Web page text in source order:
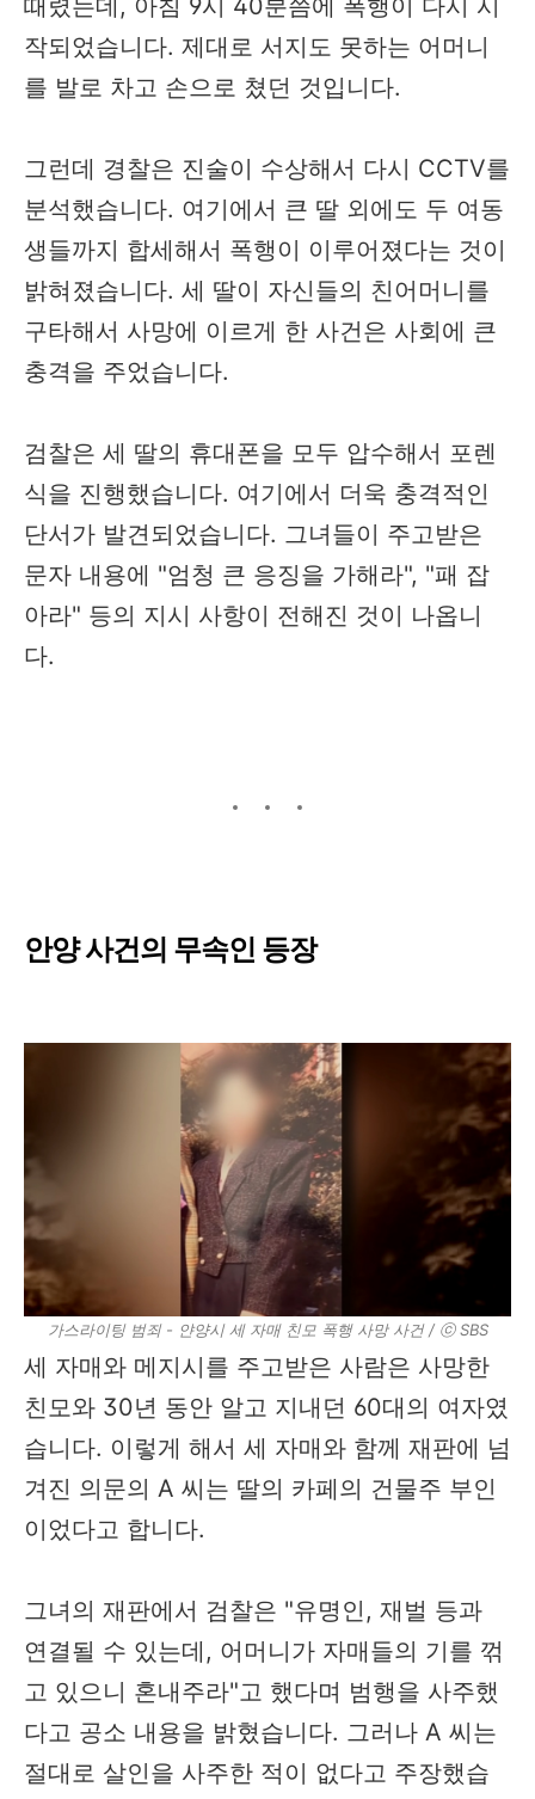
때렸는데, 아침 9시 40분쯤에 폭행이 다시 시
작되었습니다. 제대로 서지도 못하는 어머니
를 발로 차고 손으로 쳤던 것입니다.
그런데 경찰은 진술이 수상해서 다시 CCTV를
분석했습니다. 여기에서 큰 딸 외에도 두 여동
생들까지 합세해서 폭행이 이루어졌다는 것이
밝혀졌습니다. 세 딸이 자신들의 친어머니를
구타해서 사망에 이르게 한 사건은 사회에 큰
충격을 주었습니다.
검찰은 세 딸의 휴대폰을 모두 압수해서 포렌
식을 진행했습니다. 여기에서 더욱 충격적인
단서가 발견되었습니다. 그녀들이 주고받은
문자 내용에 "엄청 큰 응징을 가해라", "패 잡
아라" 등의 지시 사항이 전해진 것이 나옵니
다.
안양 사건의 무속인 등장
가스라이팅 범죄 - 얀양시 세 자매 친모 폭행 사망 사건 / ⓒ SBS
세 자매와 메지시를 주고받은 사람은 사망한
친모와 30년 동안 알고 지내던 60대의 여자였
습니다. 이렇게 해서 세 자매와 함께 재판에 넘
겨진 의문의 A 씨는 딸의 카페의 건물주 부인
이었다고 합니다.
그녀의 재판에서 검찰은 "유명인, 재벌 등과
연결될 수 있는데, 어머니가 자매들의 기를 꺾
고 있으니 혼내주라"고 했다며 범행을 사주했
다고 공소 내용을 밝혔습니다. 그러나 A 씨는
절대로 살인을 사주한 적이 없다고 주장했습